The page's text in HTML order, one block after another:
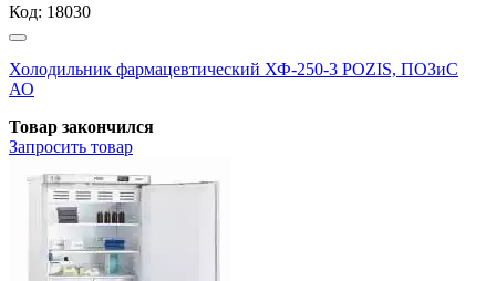
Код: 18030
Холодильник фармацевтический ХФ-250-3 POZIS, ПОЗиС
АО
Товар закончился
Запросить товар